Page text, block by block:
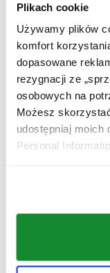
Plikach cookie
Używamy plików
komfort
dopasowane
rezygnacji ze
osobowych na
Możesz
udostępniaj moich
Personal
See detailsGo
AL-
Batha
Riyadh
Arabia Saudyjska
00966 1 4032968
Riyadh@al-
See detailsGo
Arabia Saudyjska